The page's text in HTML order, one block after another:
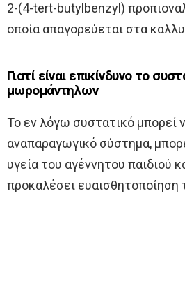
2-(4-tert-butylbenzyl)
οποία απαγορεύεται στα
Γιατί είναι επικίνδυνο το
μωρομάντηλων
Το εν λόγω συστατικό μπορεί
αναπαραγωγικό σύστημα,
υγεία του αγέννητου παιδιού
προκαλέσει ευαισθητοποίηση